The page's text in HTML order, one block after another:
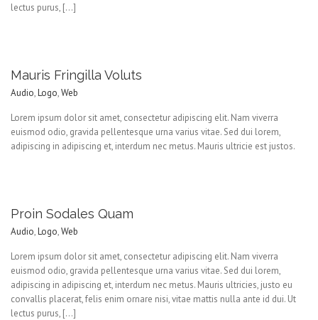
lectus purus, […]
Mauris Fringilla Voluts
Audio,Logo,Web
Lorem ipsum dolor sit amet, consectetur adipiscing elit. Nam viverra
euismod odio, gravida pellentesque urna varius vitae. Sed dui lorem,
adipiscing in adipiscing et, interdum nec metus. Mauris ultricie est justos.
Proin Sodales Quam
Audio,Logo,Web
Lorem ipsum dolor sit amet, consectetur adipiscing elit. Nam viverra
euismod odio, gravida pellentesque urna varius vitae. Sed dui lorem,
adipiscing in adipiscing et, interdum nec metus. Mauris ultricies, justo eu
convallis placerat, felis enim ornare nisi, vitae mattis nulla ante id dui. Ut
lectus purus, […]